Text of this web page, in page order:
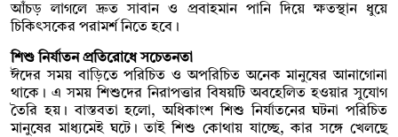
আঁচড় লাগলে দ্রুত সাবান ও প্রবাহমান পানি দিয়ে ক্ষতস্থান ধুয়ে
চিকিৎসকের পরামর্শ নিতে হবে।
শিশু নির্যাতন প্রতিরোধে সচেতনতা
ঈদের সময় বাড়িতে পরিচিত ও অপরিচিত অনেক মানুষের আনাগোনা
থাকে। এ সময় শিশুদের নিরাপত্তার বিষয়টি অবহেলিত হওয়ার সুযোগ
তৈরি হয়। বাস্তবতা হলো, অধিকাংশ শিশু নির্যাতনের ঘটনা পরিচিত
মানুষের মাধ্যমেই ঘটে। তাই শিশু কোথায় যাচ্ছে, কার সঙ্গে খেলছে